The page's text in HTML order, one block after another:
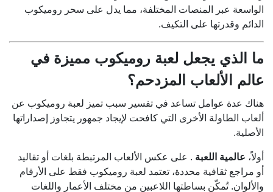
الواسعة عبر المنصات المختلفة، مما يدل على سحر روميكوب
الدائم وقدرتها على التكيف.
ما الذي يجعل لعبة روميكوب مميزة في
عالم الألعاب المزدحم؟
هناك عدة عوامل تساعد في تفسير سبب تميز لعبة روميكوب عن
ألعاب الطاولة الأخرى التي كافحت لإيجاد جمهور يتجاوز إصداراتها
الأصلية.
أولاً، عالمية اللعبة . على عكس الألعاب المرتبطة بلغات أو تقاليد
أو مراجع ثقافية محددة، تعتمد لعبة روميكوب فقط على الأرقام
والألوان. تُمكّن بساطتها اللاعبين من مختلف الأعمار واللغات